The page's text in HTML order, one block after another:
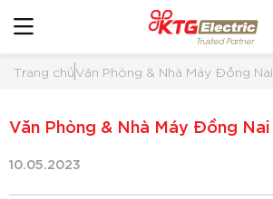
Trang chủVăn Phòng & Nhà Máy Đồng Nai
Văn Phòng & Nhà Máy Đồng Nai
10.05.2023